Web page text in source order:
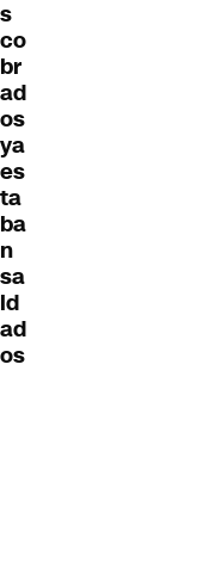
s
co
br
ad
os
ya
es
ta
ba
n
sa
ld
ad
os